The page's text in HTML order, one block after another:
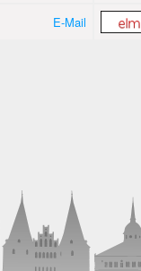
E-Mail